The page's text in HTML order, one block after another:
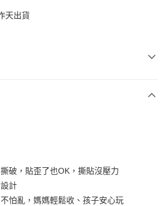
天出貨
破，貼歪了也OK，撕貼沒壓力
計
怕亂，媽媽輕鬆收、孩子安心玩